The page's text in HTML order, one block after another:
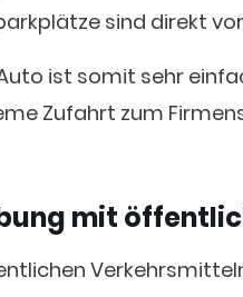
sind direkt
ist somit sehr
Zufahrt zum
mit